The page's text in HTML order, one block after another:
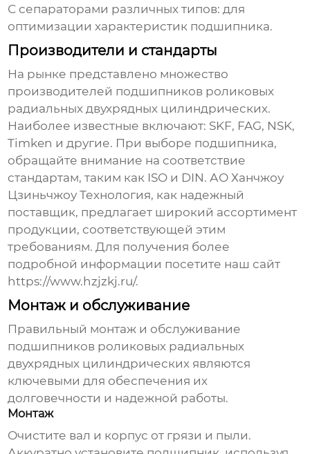
С сепараторами различных типов: для
оптимизации характеристик подшипника.
Производители и стандарты
На рынке представлено множество
производителей подшипников роликовых
радиальных двухрядных цилиндрических.
Наиболее известные включают: SKF, FAG, NSK,
Timken и другие. При выборе подшипника,
обращайте внимание на соответствие
стандартам, таким как ISO и DIN.АО Ханчжоу
Цзиньчжоу Технология, как надежный
поставщик, предлагает широкий ассортимент
продукции, соответствующей этим
требованиям. Для получения более
подробной информации посетите наш сайт
https://www.hzjzkj.ru/.
Монтаж и обслуживание
Правильный монтаж и обслуживание
подшипников роликовых радиальных
двухрядных цилиндрических являются
ключевыми для обеспечения их
долговечности и надежной работы.
Монтаж
Очистите вал и корпус от грязи и пыли.